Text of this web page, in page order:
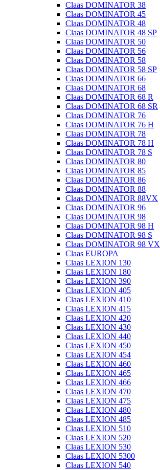
Claas DOMINATOR 38
Claas DOMINATOR 45
Claas DOMINATOR 48
Claas DOMINATOR 48 SP
Claas DOMINATOR 50
Claas DOMINATOR 56
Claas DOMINATOR 58
Claas DOMINATOR 58 SP
Claas DOMINATOR 66
Claas DOMINATOR 68
Claas DOMINATOR 68 R
Claas DOMINATOR 68 SR
Claas DOMINATOR 76
Claas DOMINATOR 76 H
Claas DOMINATOR 78
Claas DOMINATOR 78 H
Claas DOMINATOR 78 S
Claas DOMINATOR 80
Claas DOMINATOR 85
Claas DOMINATOR 86
Claas DOMINATOR 88
Claas DOMINATOR 88VX
Claas DOMINATOR 96
Claas DOMINATOR 98
Claas DOMINATOR 98 H
Claas DOMINATOR 98 S
Claas DOMINATOR 98 VX
Claas EUROPA
Claas LEXION 130
Claas LEXION 180
Claas LEXION 390
Claas LEXION 405
Claas LEXION 410
Claas LEXION 415
Claas LEXION 420
Claas LEXION 430
Claas LEXION 440
Claas LEXION 450
Claas LEXION 454
Claas LEXION 460
Claas LEXION 465
Claas LEXION 466
Claas LEXION 470
Claas LEXION 475
Claas LEXION 480
Claas LEXION 485
Claas LEXION 510
Claas LEXION 520
Claas LEXION 530
Claas LEXION 5300
Claas LEXION 540